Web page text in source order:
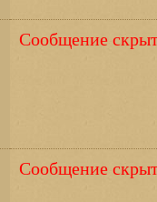
Сообщение
Сообщение